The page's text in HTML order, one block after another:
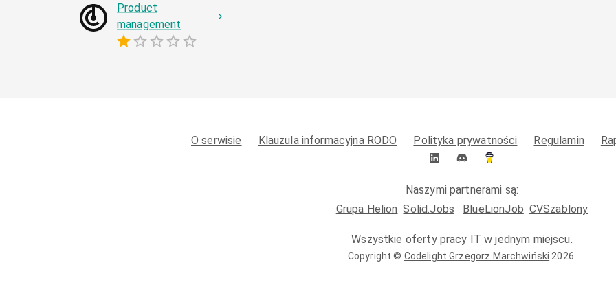
Product
management
O serwisie Klauzula informacyjna RODO Polityka prywatności Regulamin
Naszymi partnerami są:
Grupa Helion Solid.Jobs BlueLionJob CVSzablony
Wszystkie oferty pracy IT w jednym miejscu.
Copyright © Codelight Grzegorz Marchwiński 2026